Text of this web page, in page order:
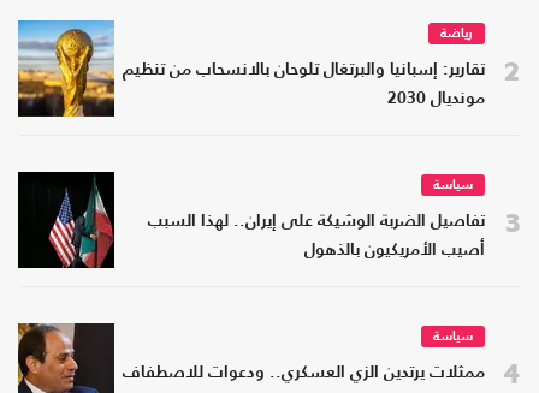
2
رياضة
تقارير: إسبانيا والبرتغال تلوحان بالانسحاب من تنظيم
مونديال 2030
3
سياسة
تفاصيل الضربة الوشيكة على إيران.. لهذا السبب
أصيب الأمريكيون بالذهول
4
سياسة
ممثلات يرتدين الزي العسكري.. ودعوات للاصطفاف